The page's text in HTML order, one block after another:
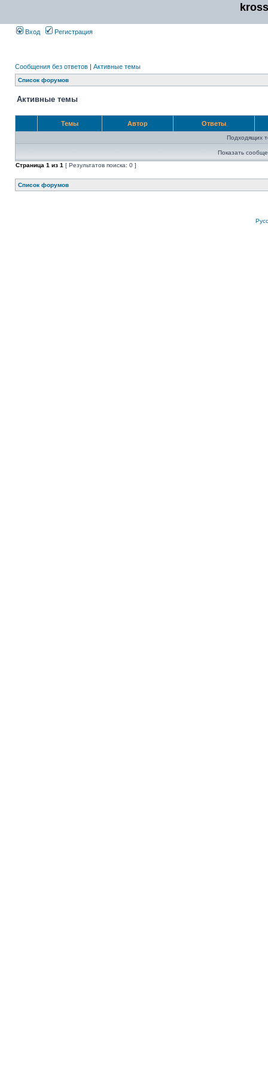
Вход Регистрация
Сообщения без ответов | Активные темы
Список форумов
Активные темы
Темы Автор Ответы
Подходящих
Показать
Страница 1 из 1 [ Результатов поиска: 0 ]
Список форумов